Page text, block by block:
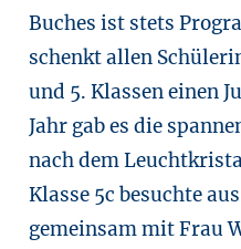
Buches ist stets
schenkt allen
und 5. Klassen einen
Jahr gab es die
nach dem
Klasse 5c besuchte
gemeinsam mit Frau